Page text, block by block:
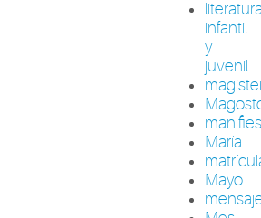
infantil
y
juvenil
María
Mayo